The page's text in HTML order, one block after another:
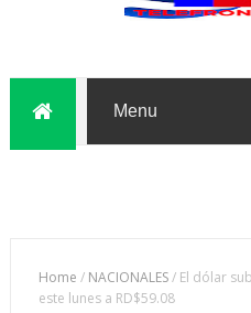
Home / NACIONALES/ El dólar
este lunes a RD$59.08